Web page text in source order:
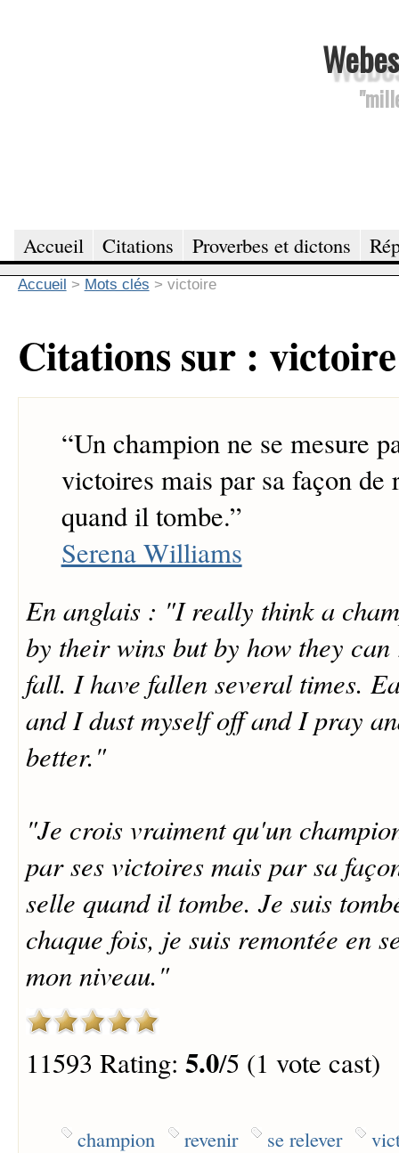
Accueil Citations Proverbes et dictons
Accueil > Mots clés > victoire
Citations sur : victoire
“Un champion ne se mesure
victoires mais par sa façon de
quand il tombe.”
Serena Williams
En anglais : "I really think a
by their wins but by how they
fall. I have fallen several times.
and I dust myself off and I pray
better."
"Je crois vraiment qu'un
par ses victoires mais par sa
selle quand il tombe. Je suis
chaque fois, je suis remontée en
mon niveau."
11593 Rating: 5.0/5 (1 vote cast)
champion revenir se relever